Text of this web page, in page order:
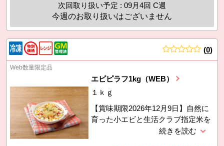
次回取り扱い予定 : 09月4回 C週
今週のお取り扱いはございません
(0)
Web数量限定品
エビピラフ1kg（WEB）
１ｋｇ
【賞味期限2026年12月9日】自然に
育った小エビと生活クラブ指定米を
使用。通常サイズの500gの2倍の量